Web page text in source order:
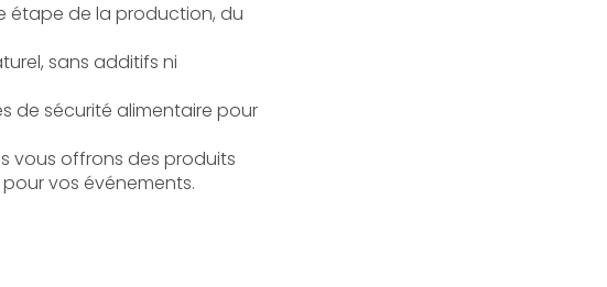
étape de la production, du
sans additifs ni
de sécurité alimentaire pour
vous offrons des produits
pour vos événements.